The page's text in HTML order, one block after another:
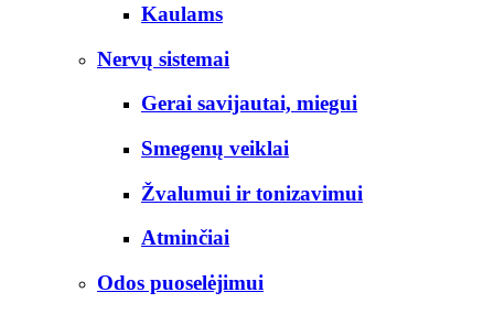
Kaulams
Nervų sistemai
Gerai savijautai, miegui
Smegenų veiklai
Žvalumui ir tonizavimui
Atminčiai
Odos puoselėjimui